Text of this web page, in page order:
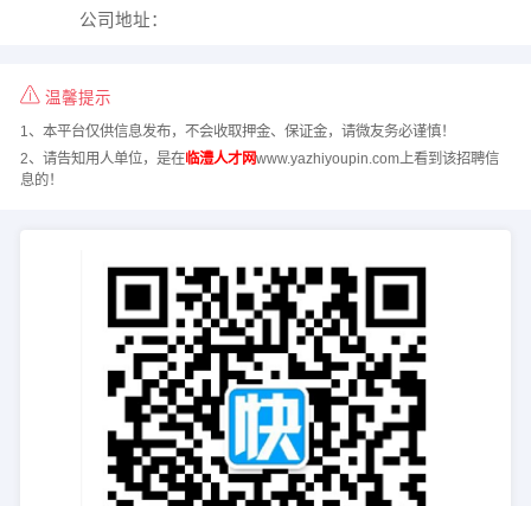
公司地址：
温馨提示
1、本平台仅供信息发布，不会收取押金、保证金，请微友务必谨慎！
2、请告知用人单位，是在临澧人才网www.yazhiyoupin.com上看到该招聘信
息的！